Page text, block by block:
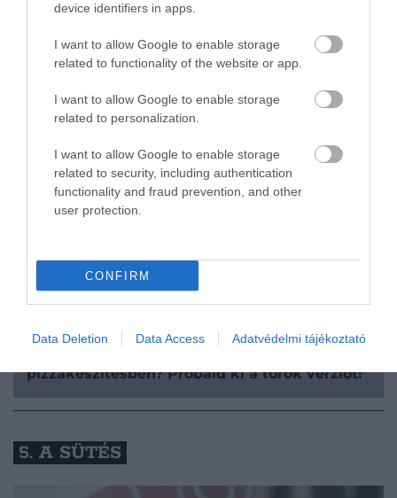
device identifiers in apps.
I want to allow Google to enable storage
related to functionality of the website or app.
I want to allow Google to enable storage
related to personalization.
I want to allow Google to enable storage
related to security, including authentication
functionality and fraud prevention, and other
user protection.
CONFIRM
Data Deletion Data Access Adatvédelmi tájékoztató
Sütés előtt még van egy részlet, amire figyelnünk
kell. A hagyományos pizzaforma elkészítéséhez
semmilyen eszközre sincs szükségünk – főleg nem
sodrófára, mivel az kipréseli a tésztából a
klasszikus pöttyözött, hólyagszerű „cornicionók
helyes technika szerint a tésztagolyókat középen
kezdjük el ujjaink hegyével kifelé nyújtogatni, majd
a szélekre érkezve ügyeljünk arra, hogy ne
nem lesz szabályos körformájú.
pizzakészítésben? Próbáld ki a török verziót!
5. A SÜTÉS